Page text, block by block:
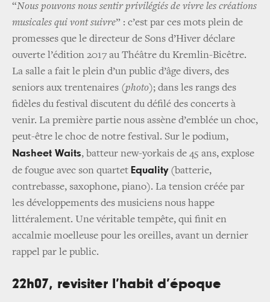
“Nous pouvons nous sentir privilégiés de vivre les créations
musicales qui vont suivre” : c’est par ces mots plein de
promesses que le directeur de Sons d’Hiver déclare
ouverte l’édition 2017 au Théâtre du Kremlin-Bicêtre.
La salle a fait le plein d’un public d’âge divers, des
seniors aux trentenaires (photo); dans les rangs des
fidèles du festival discutent du défilé des concerts à
venir. La première partie nous assène d’emblée un choc,
peut-être le choc de notre festival. Sur le podium,
Nasheet Waits, batteur new-yorkais de 45 ans, explose
de fougue avec son quartet Equality(batterie,
contrebasse, saxophone, piano). La tension créée par
les développements des musiciens nous happe
littéralement. Une véritable tempête, qui finit en
accalmie moelleuse pour les oreilles, avant un dernier
rappel par le public.
22h07, revisiter l’habit d’époque